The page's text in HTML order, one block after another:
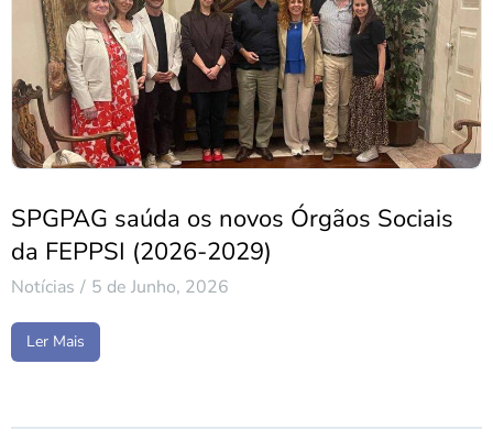
SPGPAG saúda os novos Órgãos Sociais
da FEPPSI (2026-2029)
Notícias 5 de Junho, 2026
Ler Mais